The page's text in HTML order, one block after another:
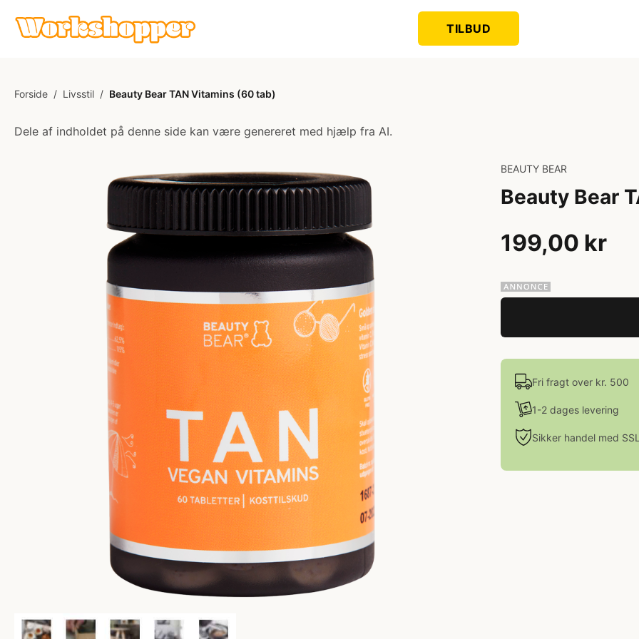
TILBUD
Forside / Livsstil / Beauty Bear TAN Vitamins (60 tab)
Dele af indholdet på denne side kan være genereret med hjælp fra AI.
BEAUTY BEAR
Beauty Bear
199,00 kr
Fri fragt over kr. 500
1-2 dages levering
Sikker handel med